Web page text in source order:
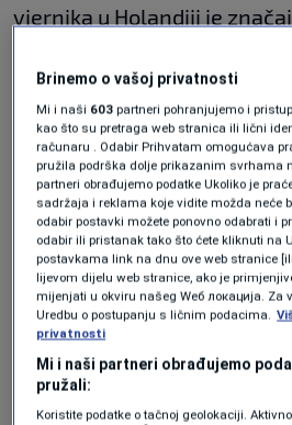
vjernika u Holandiji je
Od toga, 17 posto se
rimokatolici, 13 posto kao
posto kao muslimani.
od 75 godina, dok su
Muslimansko stanovništvo
porast od pet do šest posto
Posjećenost vjerskih službi
ostala stabilna, sa 18 posto
Brinemo o vašoj privatnosti
Mi i naši 603 partneri pohranjujemo i
kao što su pretraga web stranica ili lični
računaru . Odabir Prihvatam omogućava
pružila podrška dolje prikazanim svrhama
partneri obrađujemo podatke Ukoliko je
sadržaja i reklama koje vidite možda neće
odabir postavki možete ponovno odabrati i
odabir ili pristanak tako što ćete kliknuti na
postavkama link na dnu ove web stranice
lijevom dijelu web stranice, ako je
mijenjati u okviru našeg Wеб локација. Za
Uredbu o postupanju s ličnim podacima.
privatnosti
Mi i naši partneri obrađujemo
pružali:
Koristite podatke o tačnoj geolokaciji.